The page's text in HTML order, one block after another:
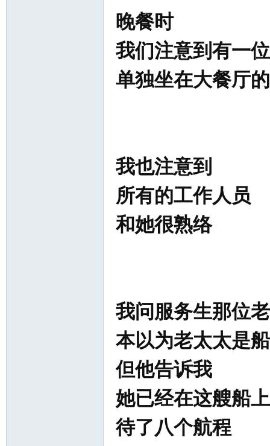
晚餐时
我们注意到有一
单独坐在大餐厅
我也注意到
所有的工作人员
和她很熟络
我问服务生那位
本以为老太太是
但他告诉我
她已经在这艘船上
待了八个航程